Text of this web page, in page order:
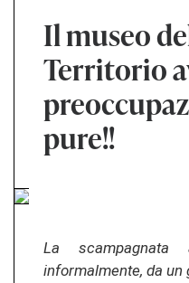
Il museo
Territorio
pure!!
La scampagnata
informalmente, da